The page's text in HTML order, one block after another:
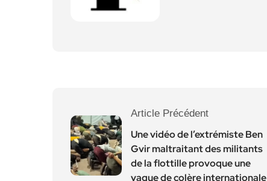
Article Précédent
Une vidéo de l’extrémiste Ben
Gvir maltraitant des militants
de la flottille provoque une
vague de colère internationale